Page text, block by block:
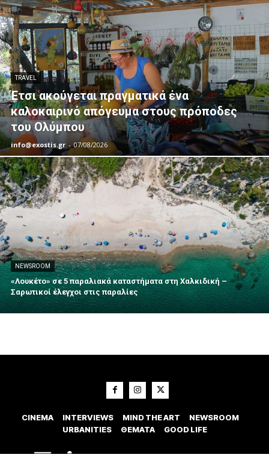
TRAVEL
Έτσι ακούγεται πραγματικά ένα
καλοκαιρινό απόγευμα στους πρόποδες
του Ολύμπου
info@exostis.gr - 07/08/2026
NEWSROOM
«Λουκέτο» σε 5 παραλιακά καταστήματα στη Χαλκιδική –
Σαρωτικοί έλεγχοι στις παραλίες
CINEMA INTERVIEWS MIND THE ART
NEWSROOM
URBANITIES
ΘΕΜΑΤΑ GOOD LIFE